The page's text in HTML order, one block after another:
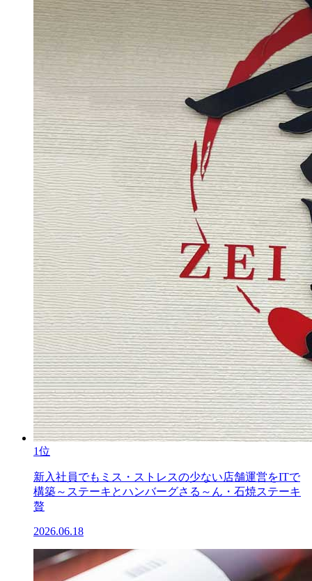
1位
新入社員でもミス・ストレスの少ない店舗運営をITで
構築～ステーキとハンバーグさる～ん・石焼ステーキ
贅
2026.06.18